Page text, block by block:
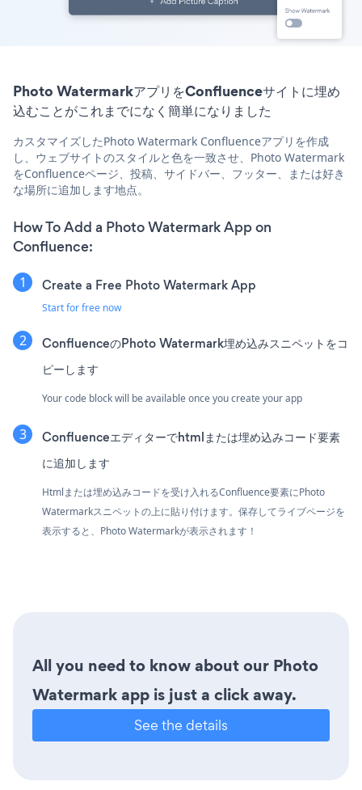
Photo WatermarkアプリをConfluenceサイトに埋め
込むことがこれまでになく簡単になりました
カスタマイズしたPhoto Watermark Confluenceアプリを作成
し、ウェブサイトのスタイルと色を一致させ、Photo Watermark
をConfluenceページ、投稿、サイドバー、フッター、または好き
な場所に追加します地点。
How To Add a Photo Watermark App on
Confluence:
Create a Free Photo Watermark App
Start for free now
ConfluenceのPhoto Watermark埋め込みスニペットをコ
ピーします
Your code block will be available once you create your app
Confluenceエディターでhtmlまたは埋め込みコード要素
に追加します
Htmlまたは埋め込みコードを受け入れるConfluence要素にPhoto
Watermarkスニペットの上に貼り付けます。保存してライブページを
表示すると、Photo Watermarkが表示されます！
All you need to know about our Photo
Watermark app is just a click away.
See the details